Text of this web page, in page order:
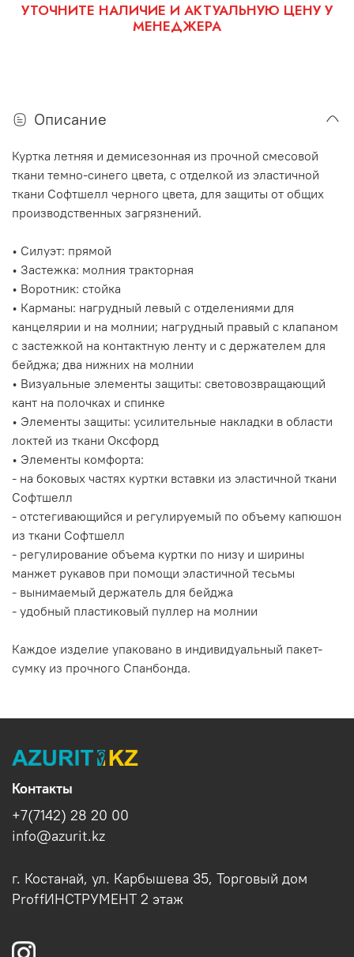
УТОЧНИТЕ НАЛИЧИЕ И АКТУАЛЬНУЮ ЦЕНУ У
МЕНЕДЖЕРА
Описание
Куртка летняя и демисезонная из прочной смесовой
ткани темно-синего цвета, с отделкой из эластичной
ткани Софтшелл черного цвета, для защиты от общих
производственных загрязнений.
• Силуэт: прямой
• Застежка: молния тракторная
• Воротник: стойка
• Карманы: нагрудный левый с отделениями для
канцелярии и на молнии; нагрудный правый с клапаном
с застежкой на контактную ленту и с держателем для
бейджа; два нижних на молнии
• Визуальные элементы защиты: световозвращающий
кант на полочках и спинке
• Элементы защиты: усилительные накладки в области
локтей из ткани Оксфорд
• Элементы комфорта:
- на боковых частях куртки вставки из эластичной ткани
Софтшелл
- отстегивающийся и регулируемый по объему капюшон
из ткани Софтшелл
- регулирование объема куртки по низу и ширины
манжет рукавов при помощи эластичной тесьмы
- вынимаемый держатель для бейджа
- удобный пластиковый пуллер на молнии
Каждое изделие упаковано в индивидуальный пакет-
сумку из прочного Спанбонда.
Контакты
+7(7142) 28 20 00
info@azurit.kz
г. Костанай, ул. Карбышева 35, Торговый дом
ProffИНСТРУМЕНТ 2 этаж